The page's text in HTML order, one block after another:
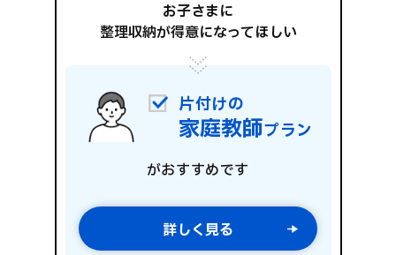
お子さまに
整理収納が得意になってほしい
片付けの
家庭教師プラン
がおすすめです
詳しく見る